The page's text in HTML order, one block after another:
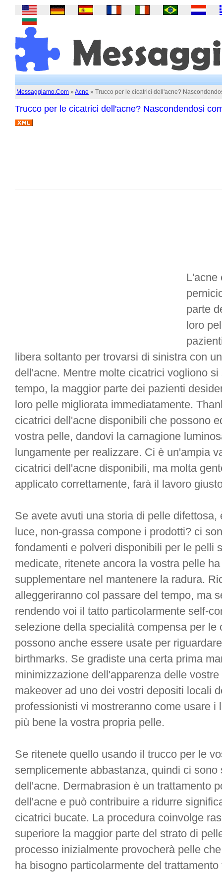
Messaggiamo.Com » Acne » Trucco per le cicatrici dell'acne?
Trucco per le cicatrici dell'acne? Nascondendosi
L'acne
parte
loro
libera soltanto per trovarsi di sinistra con
dell'acne. Mentre molte cicatrici vogliono
tempo, la maggior parte dei pazienti
loro pelle migliorata immediatamente.
cicatrici dell'acne disponibili che possono
vostra pelle, dandovi la carnagione
lungamente per realizzare. Ci è un'ampia
cicatrici dell'acne disponibili, ma molta
applicato correttamente, farà il lavoro
Se avete avuti una storia di pelle
luce, non-grassa compone i prodotti? ci
fondamenti e polveri disponibili per le pelli
medicate, ritenete ancora la vostra pelle
supplementare nel mantenere la radura.
alleggeriranno col passare del tempo, ma
rendendo voi il tatto particolarmente self-
selezione della specialità compensa per
possono anche essere usate per
birthmarks. Se gradiste una certa prima
minimizzazione dell'apparenza delle
makeover ad uno dei vostri depositi locali
professionisti vi mostreranno come usare
più bene la vostra propria pelle.
Se ritenete quello usando il trucco per le
semplicemente abbastanza, quindi ci
dell'acne. Dermabrasion è un trattamento
dell'acne e può contribuire a ridurre
cicatrici bucate. La procedura coinvolge
superiore la maggior parte del strato di
processo inizialmente provocherà pelle
ha bisogno particolarmente del